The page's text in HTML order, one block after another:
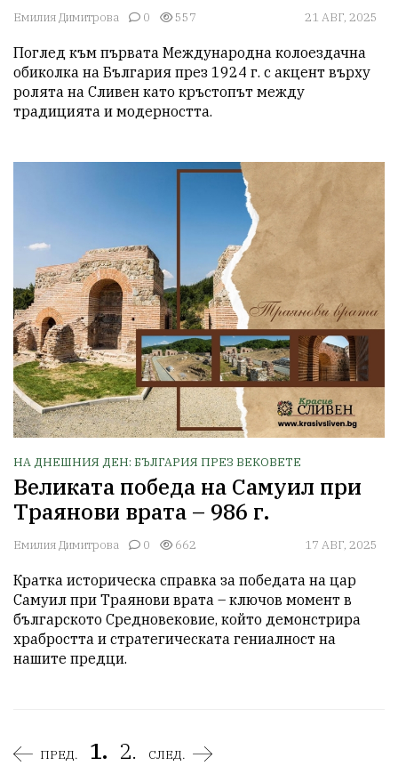
Емилия Димитрова 0 557 21 АВГ, 2025
Поглед към първата Международна колоездачна
обиколка на България през 1924 г. с акцент върху
ролята на Сливен като кръстопът между
традицията и модерността.
НА ДНЕШНИЯ ДЕН: БЪЛГАРИЯ ПРЕЗ ВЕКОВЕТЕ
Великата победа на Самуил при
Траянови врата – 986 г.
Емилия Димитрова 0 662 17 АВГ, 2025
Кратка историческа справка за победата на цар
Самуил при Траянови врата – ключов момент в
българското Средновековие, който демонстрира
храбростта и стратегическата гениалност на
нашите предци.
ПРЕД. 1. 2. СЛЕД.